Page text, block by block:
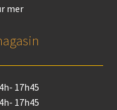
mer
17h45
17h45